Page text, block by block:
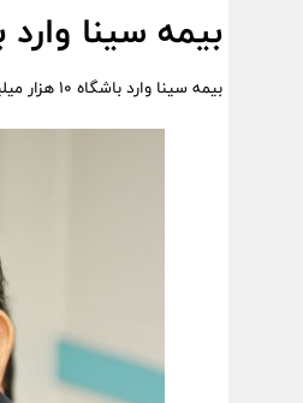
بیمه سینا وارد باشگاه ۱۰ هزار
بیمه سینا وارد باشگاه ۱۰ هزار میلیاردی‌ها شد